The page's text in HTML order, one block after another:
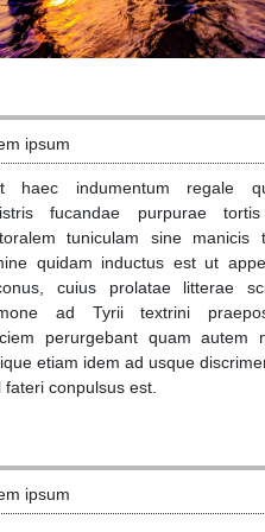
ipsum
haec indumentum regale
fucandae purpurae tortis
tuniculam sine manicis
quidam inductus est ut
cuius prolatae litterae
ad Tyrii textrini
perurgebant quam autem
etiam idem ad usque
fateri conpulsus est.
ipsum